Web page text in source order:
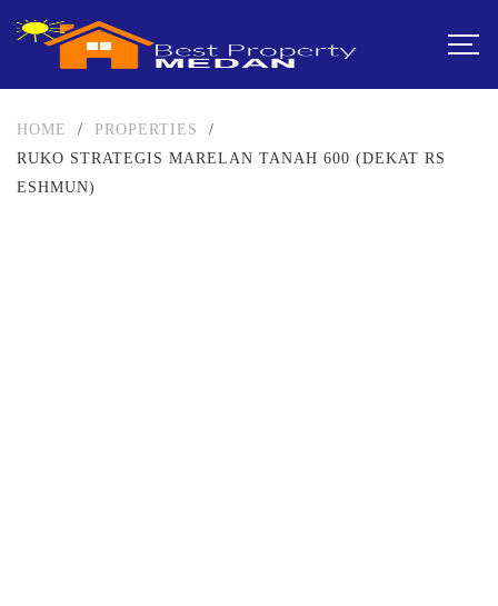
HOME / PROPERTIES
/
RUKO STRATEGIS MARELAN TANAH 600 (DEKAT RS
ESHMUN)